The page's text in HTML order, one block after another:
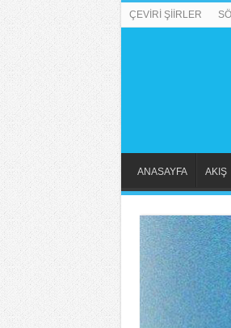
ÇEVİRİ ŞİİRLER
ANASAYFA AKIŞ